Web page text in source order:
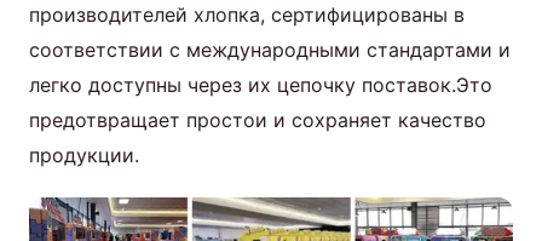
производителей хлопка, сертифицированы в
соответствии с международными стандартами и
легко доступны через их цепочку поставок.Это
предотвращает простои и сохраняет качество
продукции.